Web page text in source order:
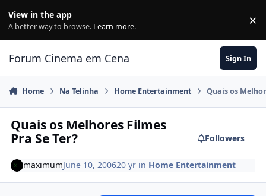
View in the app
A better way to browse. Learn more. ×
Forum Cinema em Cena Sign In
Home Na Telinha Home Entertainment Quais os
Quais os Melhores Filmes
Pra Se Ter?
Followers
maximumJune 10, 200620 yr in Home Entertainment